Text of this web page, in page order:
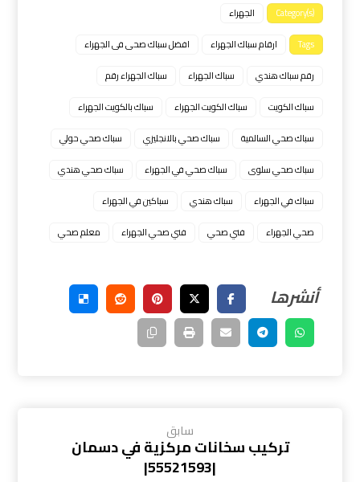
Category(s)
الجهراء
Tags
ارقام سباك الجهراء
افضل سباك صحى فى الجهراء
رﻗﻢ ﺳﺒﺎك ﻫﻨﺪي
سباك الجهراء
سباك الجهراء رقم
سباك الكويت
سباك الكويت الجهراء
سباك بالكويت الجهراء
سباك صحي السالمية
سباك صحي بالانجليزي
سباك صحي حولي
سباك صحي سلوى
سباك صحي في الجهراء
سباك صحي هندي
سباك في الجهراء
سباك هندي
سباكين في الجهراء
صحي الجهراء
فني صحي فني صحي الجهراء معلم صحي
سابق
تركيب سخانات مركزية في دسمان
|55521593|